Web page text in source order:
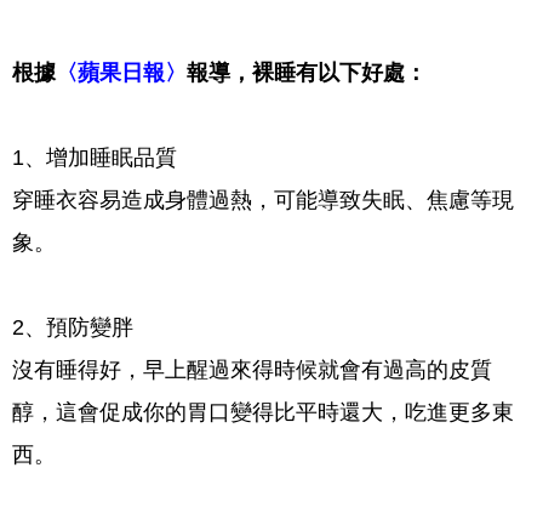
根據 〈蘋果日報〉 報導，裸睡有以下好處：
1、 增加睡眠品質
穿睡衣容易造成身體過熱，可能導致失眠、焦慮等現
象。
2、預防變胖
沒有睡得好，早上醒過來得時候就會有過高的皮質
醇，這會促成你的胃口變得比平時還大，吃進更多東
西。